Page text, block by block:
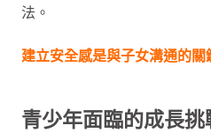
法。
建立安全感是與子女溝通的
青少年面臨的成長挑